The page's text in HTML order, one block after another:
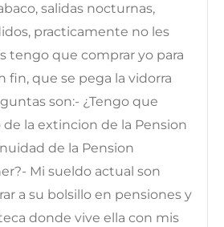
salidas nocturnas,
practicamente no les
tengo que comprar yo para
fin, que se pega la vidorra
son:- ¿Tengo que
la extincion de la Pension
de la Pension
Mi sueldo actual son
a su bolsillo en pensiones y
donde vive ella con mis